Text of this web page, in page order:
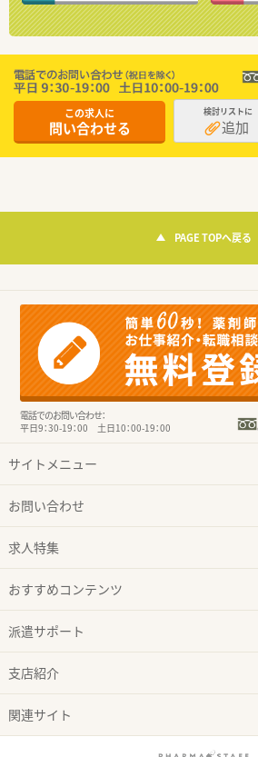
この求人に
問い合わせる
検討リストに
追加
PAGE TOPへ戻る
電話でのお問い合わせ：
平日9：30-19：00 土日10：00-19：00
サイトメニュー
お問い合わせ
求人特集
おすすめコンテンツ
派遣サポート
支店紹介
関連サイト